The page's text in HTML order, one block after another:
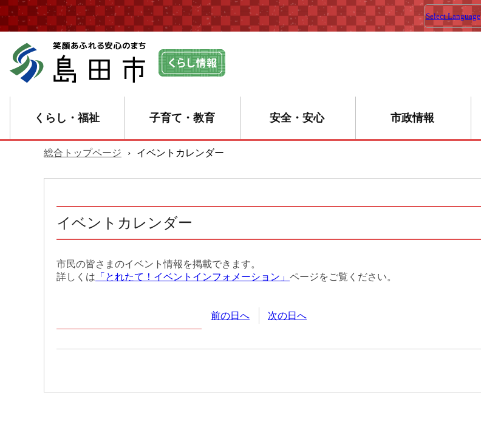
Select Language
くらし・福祉 子育て・教育 安全・安心 市政情報
総合トップページ › イベントカレンダー
イベントカレンダー
市民の皆さまのイベント情報を掲載できます。
詳しくは 「とれたて！イベントインフォメーション」 ページをご覧ください。
前の日へ 次の日へ